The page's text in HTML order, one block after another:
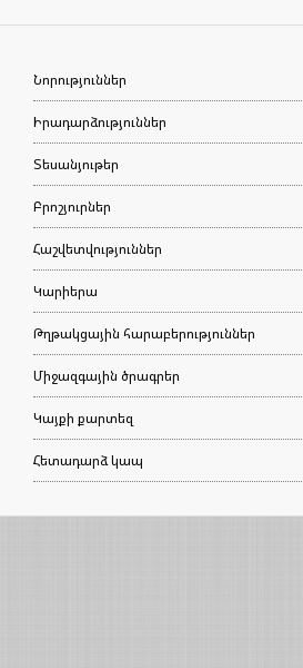
Նորություններ
Իրադարձություններ
Տեսանյութեր
Բրոշյուրներ
Հաշվետվություններ
Կարիերա
Թղթակցային հարաբերություններ
Միջազգային ծրագրեր
Կայքի քարտեզ
Հետադարձ կապ